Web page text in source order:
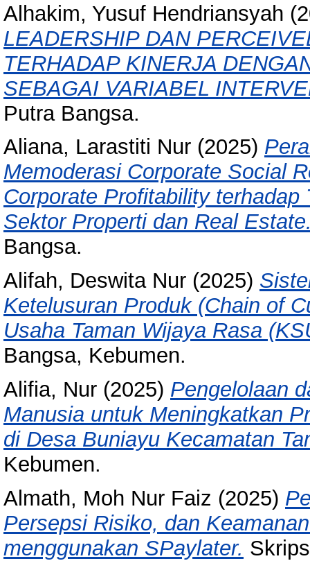
Alhakim, Yusuf Hendriansyah
LEADERSHIP DAN
TERHADAP KINERJA
SEBAGAI VARIABEL
Putra Bangsa.
Aliana, Larastiti Nur (2025)
Memoderasi Corporate Social
Corporate Profitability
Sektor Properti dan Real
Bangsa.
Alifah, Deswita Nur (2025)
Ketelusuran Produk (Chain of
Usaha Taman Wijaya Rasa
Bangsa, Kebumen.
Alifia, Nur (2025) Pengelolaan
Manusia untuk Meningkatkan
di Desa Buniayu Kecamatan
Kebumen.
Almath, Moh Nur Faiz (2025)
Persepsi Risiko, dan
menggunakan SPaylater.